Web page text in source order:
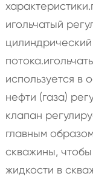
игольчатый
используется в
нефти (газа)
клапан
главным
скважины,
жидкости в